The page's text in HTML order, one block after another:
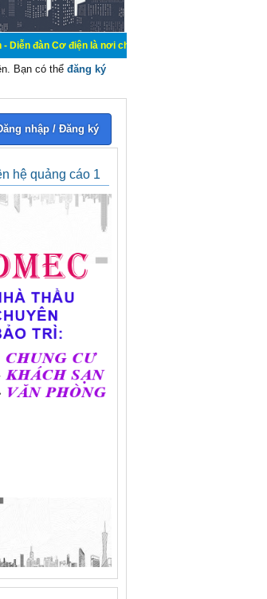
điện là nơi chia sẽ kiến thức kinh nghiệm trong lãnh
Bạn có thể đăng ký
nhập / Đăng ký
hệ quảng cáo 1